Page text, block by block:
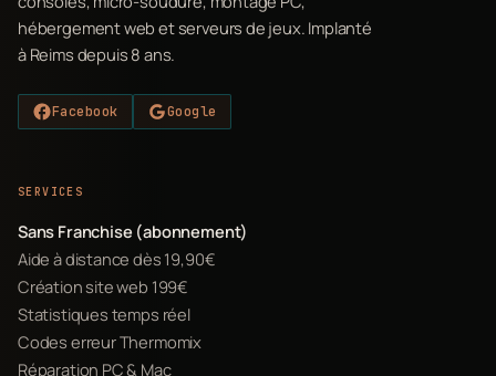
hébergement web et serveurs de jeux. Implanté
à Reims depuis 8 ans.
Facebook Google
SERVICES
Sans Franchise (abonnement)
Aide à distance dès 19,90€
Création site web 199€
Statistiques temps réel
Codes erreur Thermomix
Réparation PC & Mac